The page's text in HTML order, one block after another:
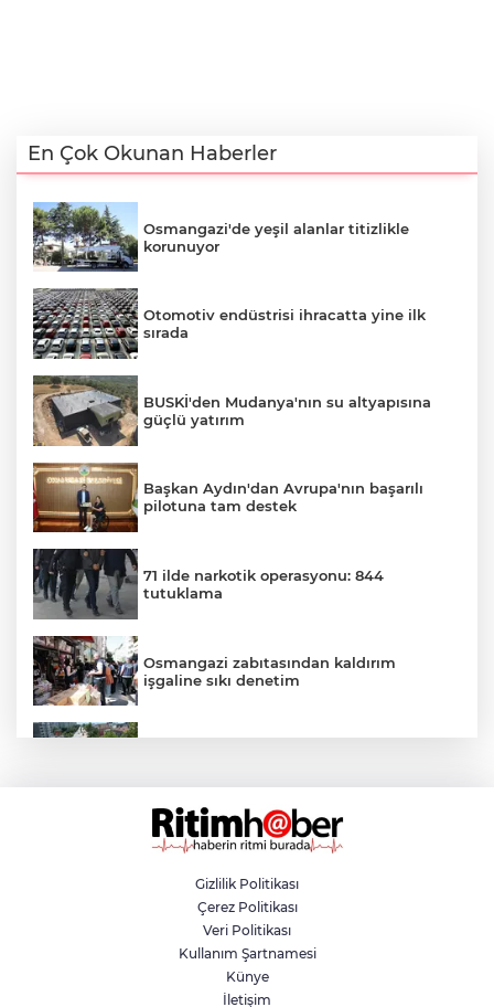
En Çok Okunan Haberler
Osmangazi'de yeşil alanlar titizlikle
korunuyor
Otomotiv endüstrisi ihracatta yine ilk
sırada
BUSKİ'den Mudanya'nın su altyapısına
güçlü yatırım
Başkan Aydın'dan Avrupa'nın başarılı
pilotuna tam destek
71 ilde narkotik operasyonu: 844
tutuklama
Osmangazi zabıtasından kaldırım
işgaline sıkı denetim
Kestel Aile Parkı yeni yüzüne kavuşuyor
Trafikte tartıştığı sürücüye testereyle
Gizlilik Politikası
Çerez Politikası
Veri Politikası
Kullanım Şartnamesi
Künye
İletişim